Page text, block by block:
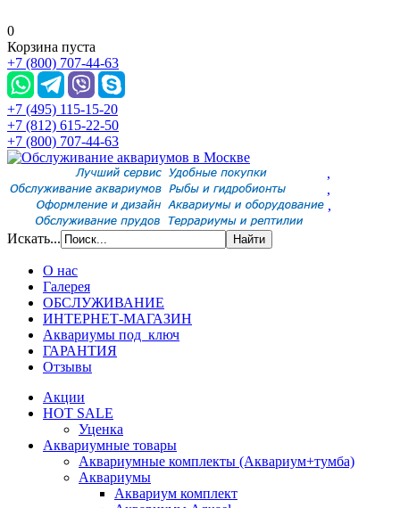
0
Корзина пуста
+7 (800) 707-44-63
+7 (495) 115-15-20
+7 (812) 615-22-50
+7 (800) 707-44-63
,
,
,
Искать...
О нас
Галерея
ОБСЛУЖИВАНИЕ
ИНТЕРНЕТ-МАГАЗИН
Аквариумы под ключ
ГАРАНТИЯ
Отзывы
Акции
HOT SALE
Уценка
Аквариумные товары
Аквариумные комплекты (Аквариум+тумба)
Аквариумы
Аквариум комплект